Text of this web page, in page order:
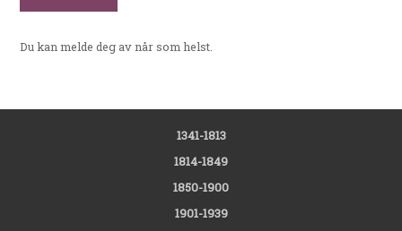
Du kan melde deg av når som helst.
1341-1813
1814-1849
1850-1900
1901-1939